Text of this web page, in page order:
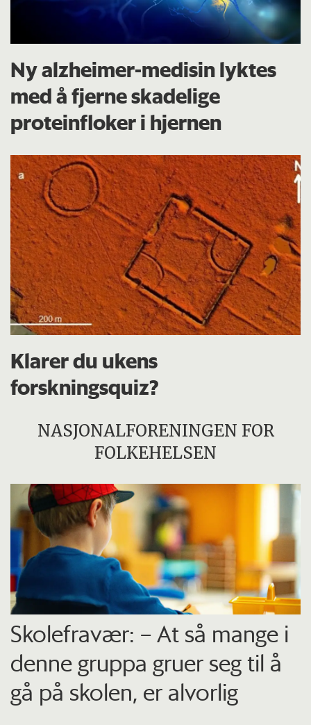
Ny alzheimer-medisin lyktes
med å fjerne skadelige
proteinfloker i hjernen
Klarer du ukens
forskningsquiz?
NASJONALFORENINGEN FOR
FOLKEHELSEN
Skolefravær: – At så mange i
denne gruppa gruer seg til å
gå på skolen, er alvorlig